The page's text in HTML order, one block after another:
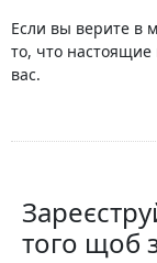
Если вы верите в
то, что
вас.
того щоб